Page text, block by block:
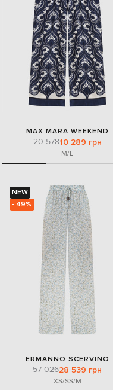
MAX MARA WEEKEND
20 57810 289 грн
M/L
NEW
- 49%
ERMANNO SCERVINO
57 02628 539 грн
XS/SS/M